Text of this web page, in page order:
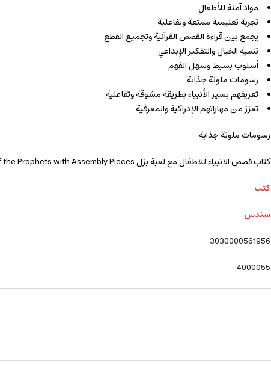
مواد آمنة للأطفال
تجربة تعليمية ممتعة وتفاعلية
يجمع بين قراءة القصص القرآنية وتجميع القطع
تنمية الخيال والتفكير الإبداعي
أسلوب بسيط وسهل الفهم
رسومات ملونة جذابة
تعريفهم بسير الأنبياء بطريقة مشوقة وتفاعلية
تعزز من مهاراتهم الإدراكية والمعرفية
رسومات ملونة جذابة
كتاب قصص الانبياء للاطفال مع لعبة بزل Sundus Stories of the Prophets with Assembly Pieces
كتب
سندس
3030000561956
4000055